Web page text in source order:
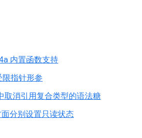
内置函数支持
限指针形参
取消引用复合类型的语法糖
分别设置只读状态